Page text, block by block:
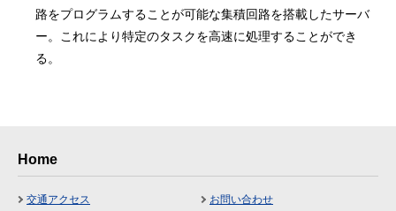
路をプログラムすることが可能な集積回路を搭載したサーバ
ー。これにより特定のタスクを高速に処理することができ
る。
Home
交通アクセス お問い合わせ